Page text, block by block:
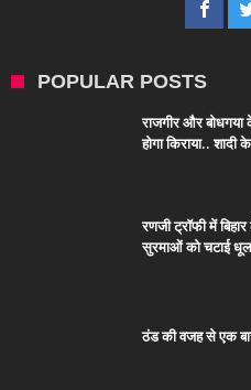
POPULAR POSTS
राजगीर और बोधगया
होगा किराया..
रणजी ट्रॉफी में
सुरमाओं को चटाई धूल
ठंड की वजह से एक